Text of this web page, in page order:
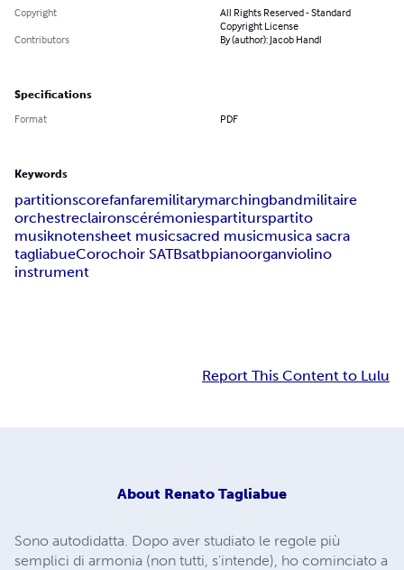
Copyright
All Rights Reserved - Standard
Copyright License
Contributors
By (author): Jacob Handl
Specifications
Format PDF
Keywords
partitionscorefanfaremilitarymarchingbandmilitaire
orchestreclaironscérémoniespartiturspartito
musiknotensheet musicsacred musicmusica sacra
tagliabueCorochoir SATBsatbpianoorganviolino
instrument
Report This Content to Lulu
About Renato Tagliabue
Sono autodidatta. Dopo aver studiato le regole più
semplici di armonia (non tutti, s'intende), ho cominciato a